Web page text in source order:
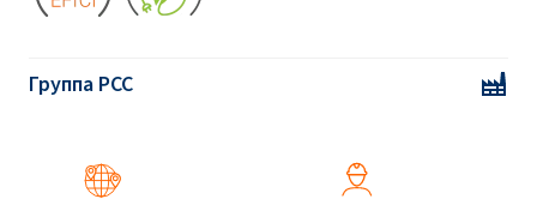
Группа PCC
ethoxylated, propoxylated)
ether)